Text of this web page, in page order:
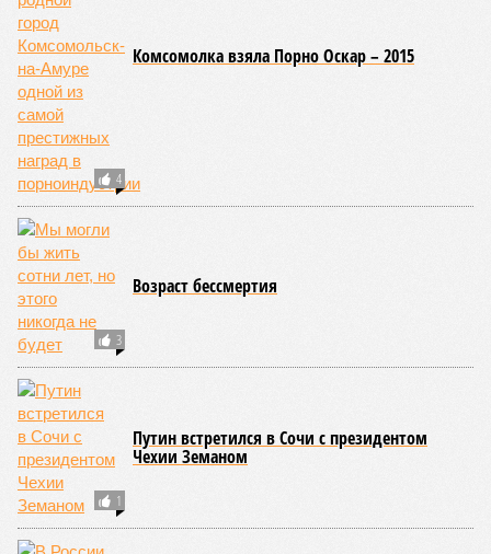
4
Комсомолка взяла Порно Оскар – 2015
3
Возраст бессмертия
1
Путин встретился в Сочи с президентом
Чехии Земаном